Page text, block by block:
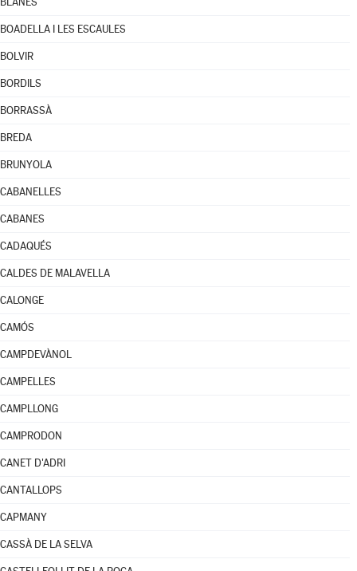
BOADELLA I LES ESCAULES
BOLVIR
BORDILS
BORRASSÀ
BREDA
BRUNYOLA
CABANELLES
CABANES
CADAQUÉS
CALDES DE MALAVELLA
CALONGE
CAMÓS
CAMPDEVÀNOL
CAMPELLES
CAMPLLONG
CAMPRODON
CANET D'ADRI
CANTALLOPS
CAPMANY
CASSÀ DE LA SELVA